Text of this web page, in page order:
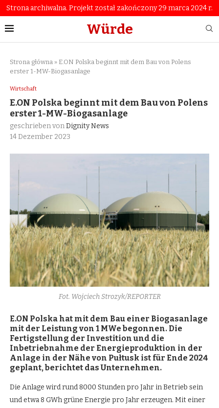
Strona archiwalna. Projekt został zakończony 29 marca 2024 r.
Würde
Strona główna » E.ON Polska beginnt mit dem Bau von Polens
erster 1-MW-Biogasanlage
Wirtschaft
E.ON Polska beginnt mit dem Bau von Polens
erster 1-MW-Biogasanlage
geschrieben vonDignity News
14 Dezember 2023
Fot. Wojciech Strozyk/REPORTER
E.ON Polska hat mit dem Bau einer Biogasanlage
mit der Leistung von 1 MWe begonnen. Die
Fertigstellung der Investition und die
Inbetriebnahme der Energieproduktion in der
Anlage in der Nähe von Pułtusk ist für Ende 2024
geplant, berichtet das Unternehmen.
Die Anlage wird rund 8000 Stunden pro Jahr in Betrieb sein
und etwa 8 GWh grüne Energie pro Jahr erzeugen. Mit einer